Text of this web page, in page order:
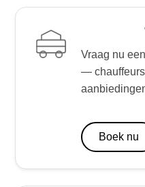
Vraag nu
—
Boek nu